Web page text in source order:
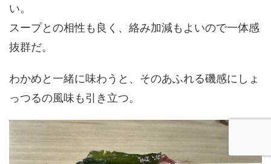
い。
スープとの相性も良く、絡み加減もよいので一体感
抜群だ。
わかめと一緒に味わうと、そのあふれる磯感にしょ
っつるの風味も引き立つ。